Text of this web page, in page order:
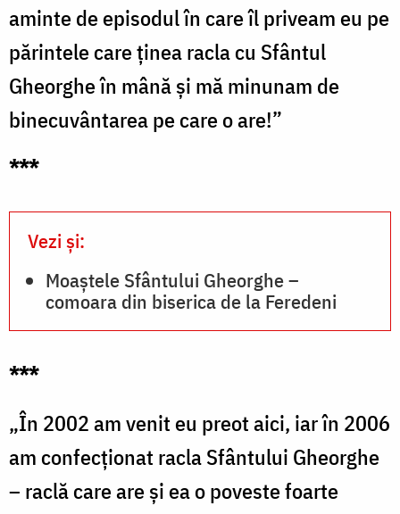
aminte de episodul în care îl priveam eu pe
părintele care ținea racla cu Sfântul
Gheorghe în mână și mă minunam de
binecuvântarea pe care o are!”
***
Vezi și:
Moaștele Sfântului Gheorghe –
comoara din biserica de la Feredeni
***
„În 2002 am venit eu preot aici, iar în 2006
am confecționat racla Sfântului Gheorghe
– raclă care are și ea o poveste foarte